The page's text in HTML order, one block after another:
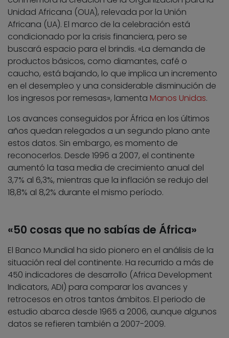
Unidad Africana (OUA), relevada por la Unión
Africana (UA). El marco de la celebración está
condicionado por la crisis financiera, pero se
buscará espacio para el brindis. «La demanda de
productos básicos, como diamantes, café o
caucho, está bajando, lo que implica un incremento
en el desempleo y una considerable disminución de
los ingresos por remesas», lamenta Manos Unidas.
Los avances conseguidos por África en los últimos
años quedan relegados a un segundo plano ante
estos datos. Sin embargo, es momento de
reconocerlos. Desde 1996 a 2007, el continente
aumentó la tasa media de crecimiento anual del
3,7% al 6,3%, mientras que la inflación se redujo del
18,8% al 8,2% durante el mismo período.
«50 cosas que no sabías de África»
El Banco Mundial ha sido pionero en el análisis de la
situación real del continente. Ha recurrido a más de
450 indicadores de desarrollo (Africa Development
Indicators, ADI) para comparar los avances y
retrocesos en otros tantos ámbitos. El periodo de
estudio abarca desde 1965 a 2006, aunque algunos
datos se refieren también a 2007-2009.